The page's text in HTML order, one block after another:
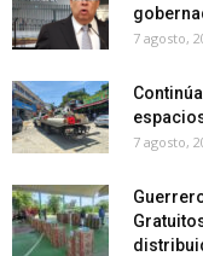
7 agosto,
7 agosto,